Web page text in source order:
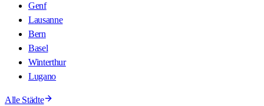
Genf
Lausanne
Bern
Basel
Winterthur
Lugano
Alle Städte